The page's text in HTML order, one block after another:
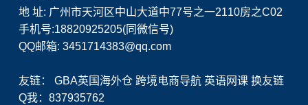
地 址: 广州市天河区中山大道中77号之一2110房之C02
手机号:18820925205(同微信号)
QQ邮箱: 3451714383@qq.com
友链：GBA英国海外仓 跨境电商导航 英语网课 换友链
Q我：837935762